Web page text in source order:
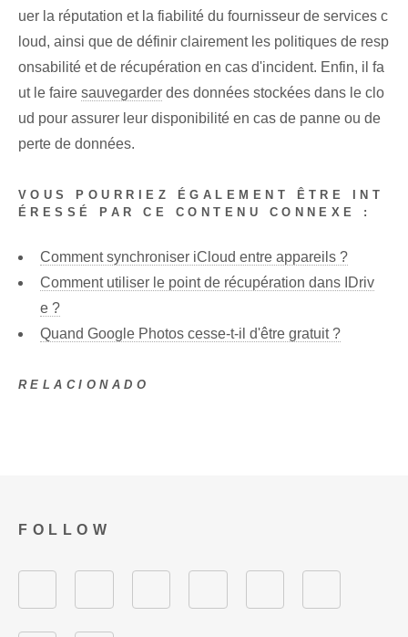
uer la réputation et la fiabilité du fournisseur de services c
loud, ainsi que de définir clairement les politiques de resp
onsabilité et de récupération en cas d'incident. Enfin, il fa
ut le faire sauvegarder des​ données stockées dans le clo
ud pour ⁢assurer leur disponibilité en cas de panne ou de
perte de ⁣données.
VOUS POURRIEZ ÉGALEMENT ÊTRE INT
ÉRESSÉ PAR CE CONTENU CONNEXE :
Comment synchroniser iCloud entre appareils ?
Comment utiliser le point de récupération dans IDriv
e ?
Quand Google Photos cesse-t-il d'être gratuit ?
RELACIONADO
FOLLOW